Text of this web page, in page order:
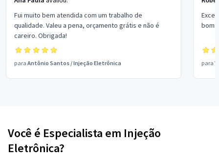
Fui muito bem atendida com um trabalho de
qualidade. Valeu a pena, orçamento grátis e não é
careiro. Obrigada!
para Antônio Santos /Injeção Eletrônica
bom
para
Você é Especialista em Injeção
Eletrônica?